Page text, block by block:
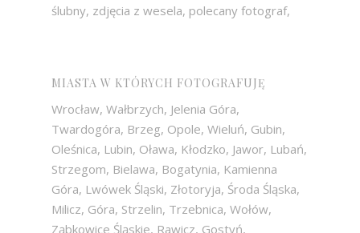
ślubny, zdjęcia z wesela, polecany fotograf,
MIASTA W KTÓRYCH FOTOGRAFUJĘ
Wrocław, Wałbrzych, Jelenia Góra,
Twardogóra, Brzeg, Opole, Wieluń, Gubin,
Oleśnica, Lubin, Oława, Kłodzko, Jawor, Lubań,
Strzegom, Bielawa, Bogatynia, Kamienna
Góra, Lwówek Śląski, Złotoryja, Środa Śląska,
Milicz, Góra, Strzelin, Trzebnica, Wołów,
Ząbkowice Śląskie, Rawicz, Gostyń,